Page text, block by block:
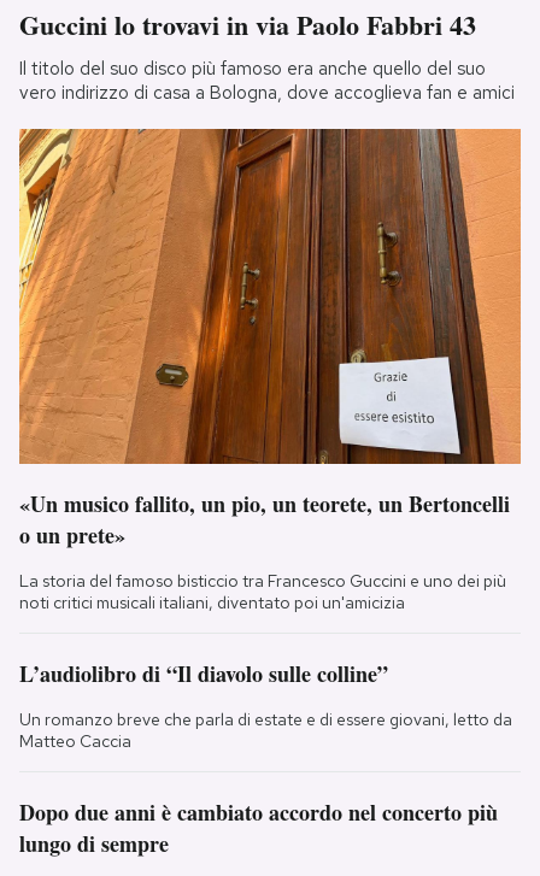
Guccini lo trovavi in via Paolo Fabbri 43
Il titolo del suo disco più famoso era anche quello del suo
vero indirizzo di casa a Bologna, dove accoglieva fan e amici
«Un musico fallito, un pio, un teorete, un Bertoncelli
o un prete»
La storia del famoso bisticcio tra Francesco Guccini e uno dei più
noti critici musicali italiani, diventato poi un'amicizia
L’audiolibro di “Il diavolo sulle colline”
Un romanzo breve che parla di estate e di essere giovani, letto da
Matteo Caccia
Dopo due anni è cambiato accordo nel concerto più
lungo di sempre